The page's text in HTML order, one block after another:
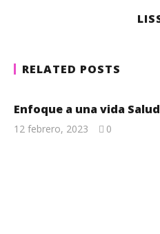
RELATED POSTS
Enfoque a una vida
12 febrero, 2023
0